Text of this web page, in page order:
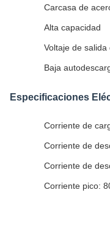
Carcasa de
Alta capacidad
Voltaje de salida
Baja
Especificaciones
Corriente de
Corriente de
Corriente de
Corriente pico: